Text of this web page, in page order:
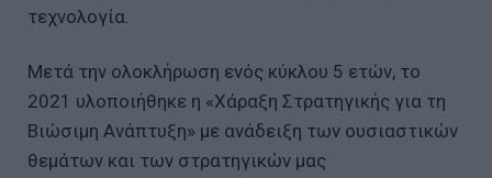
τεχνολογία.
Μετά την ολοκλήρωση ενός κύκλου 5 ετών, το
2021 υλοποιήθηκε η «Χάραξη Στρατηγικής για τη
Βιώσιμη Ανάπτυξη» με ανάδειξη των ουσιαστικών
θεμάτων και των στρατηγικών μας